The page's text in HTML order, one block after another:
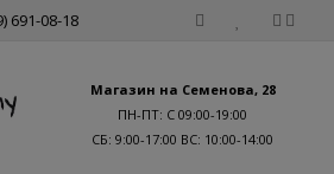
691-08-18
Магазин на Семенова, 28
ПН-ПТ: С 09:00-19:00